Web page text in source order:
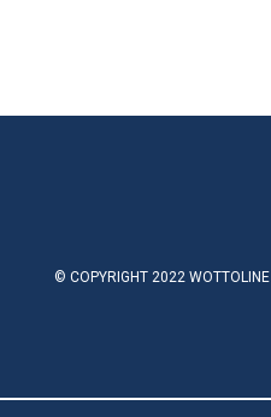
© COPYRIGHT 2022 WOTTOLINE